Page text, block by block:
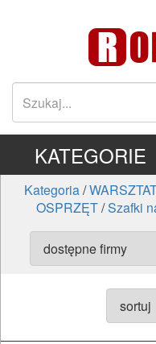
KATEGORIE
Kategoria/
OSPRZĘT/Szafki